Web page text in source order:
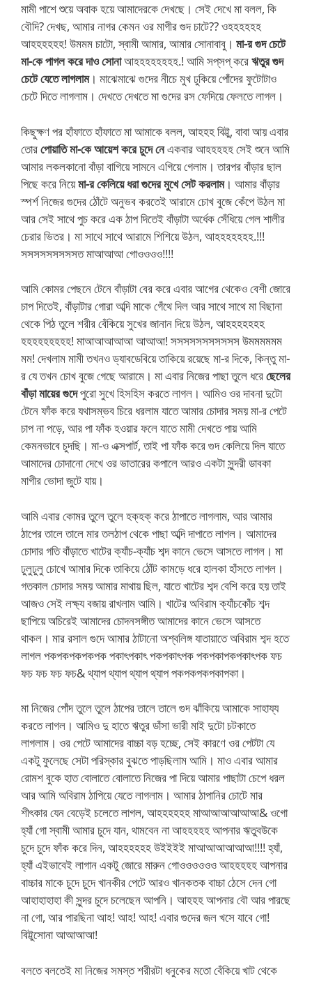
মামী পাশে শুয়ে অবাক হয়ে আমাদেরকে দেখছে। সেই দেখে মা বলল, কি
বৌদি? দেখছ, আমার নাগর কেমন ওর মাগীর গুদ চাটে?? ওহহহহহহ
আহহহহহহ! উমমম চাটো, স্বামী আমার, আমার সোনাবাবু। মা-র গুদ চেটে
মা-কে পাগল করে দাও সোনাআহহহহহহহহ.! আমি সপ্‌সপ্‌ করেঋতুর গুদ
চেটে যেতে লাগলাম। মাঝেমাঝে গুদের নীচে মুখ ঢুকিয়ে পোঁদের ফুটোটাও
চেটে দিতে লাগলাম। দেখতে দেখতে মা গুদের রস ফেদিয়ে ফেলতে লাগল।
কিছুক্ষণ পর হাঁফাতে হাঁফাতে মা আমাকে বলল, আহহহ বিট্টু, বাবা আয় এবার
তোরপোয়াতি মা-কে আয়েশ করে চুদে নেএকবার আহহহহহ সেই শুনে আমি
আমার লকলকানো বাঁড়া বাগিয়ে সামনে এগিয়ে গেলাম। তারপর বাঁড়ার ছাল
পিছে করে নিয়েমা-র কেলিয়ে ধরা গুদের মুখে সেট করলাম। আমার বাঁড়ার
স্পর্শ নিজের গুদের ঠোঁটে অনুভব করতেই আরামে চোখ বুজে কেঁপে উঠল মা
আর সেই সাথে পুচ করে এক ঠাপ দিতেই বাঁড়াটা অর্ধেক সেঁধিয়ে গেল শালীর
চেরার ভিতর। মা সাথে সাথে আরামে শিশিয়ে উঠল, আহহহহহহহ.!!!
সসসসসসসসসত মাআআআ গোওওওও!!!!
আমি কোমর পেছনে টেনে বাঁড়াটা বের করে এবার আগের থেকেও বেশী জোরে
চাপ দিতেই, বাঁড়াটার গোরা অব্দি মাকে গেঁথে দিল আর সাথে সাথে মা বিছানা
থেকে পিঠ তুলে শরীর বেঁকিয়ে সুখের জানান দিয়ে উঠল, আহহহহহহহ
হহহহহহহহহ! মাআআআআআ আআআ! সসসসসসসসসসস উমমমমমম
মম! দেখলাম মামী তখনও ড্যাবডেবিয়ে তাকিয়ে রয়েছে মা-র দিকে, কিন্তু মা-
র যে তখন চোখ বুজে গেছে আরামে। মা এবার নিজের পাছা তুলে ধরেছেলের
বাঁড়া মায়ের গুদেপুরো সুখে হিসহিস করতে লাগল। আমিও ওর দাবনা দুটো
টেনে ফাঁক করে যথাসম্ভব চিরে ধরলাম যাতে আমার চোদার সময় মা-র পেটে
চাপ না পড়ে, আর পা ফাঁক হওয়ার ফলে যাতে মামী দেখতে পায় আমি
কেমনভাবে চুদছি। মা-ও এক্সপার্ট, তাই পা ফাঁক করে গুদ কেলিয়ে দিল যাতে
আমাদের চোদানো দেখে ওর ভাতারের কপালে আরও একটা সুন্দরী ডাবকা
মাগীর ভোদা জুটে যায়।
আমি এবার কোমর তুলে তুলে হক্‌হক্‌ করে ঠাপাতে লাগলাম, আর আমার
ঠাপের তালে তালে মার তলঠাপ থেকে পাছা অব্দি দাপাতে লাগল। আমাদের
চোদার গতি বাঁড়াতে খাটের ক্যাঁচ-ক্যাঁচ শব্দ কানে ভেসে আসতে লাগল। মা
ঢুলুঢুলু চোখে আমার দিকে তাকিয়ে ঠোঁট কামড়ে ধরে হালকা হাঁসতে লাগল।
গতকাল চোদার সময় আমার মাথায় ছিল, যাতে খাটের শব্দ বেশি করে হয় তাই
আজও সেই লক্ষ্য বজায় রাখলাম আমি। খাটের অবিরাম ক্যাঁচকোঁচ শব্দ
ছাপিয়ে অচিরেই আমাদের চোদনসঙ্গীত আমাদের কানে ভেসে আসতে
থাকল। মার রসাল গুদে আমার ঠাটানো অশ্বলিঙ্গ যাতায়াতে অবিরাম শব্দ হতে
লাগল পকপকপকপকপক পকাৎপকাৎ পকপকাৎপক পকপকাপকপকাৎপক ফচ
ফচ ফচ ফচ ফচ& থ্যাপ থ্যাপ থ্যাপ থ্যাপ পকপকপকপকাপকা।
মা নিজের পোঁদ তুলে তুলে ঠাপের তালে তালে গুদ ঝাঁকিয়ে আমাকে সাহায্য
করতে লাগল। আমিও দু হাতে ঋতুর ডাঁসা ভারী মাই দুটো চটকাতে
লাগলাম। ওর পেটে আমাদের বাচ্চা বড় হচ্ছে, সেই কারণে ওর পেটটা যে
একটু ফুলেছে সেটা পরিস্কার বুঝতে পাড়ছিলাম আমি। মাও এবার আমার
রোমশ বুকে হাত বোলাতে বোলাতে নিজের পা দিয়ে আমার পাছাটা চেপে ধরল
আর আমি অবিরাম ঠাপিয়ে যেতে লাগলাম। আমার ঠাপানির চোটে মার
শীৎকার যেন বেড়েই চলেতে লাগল, আহহহহহহ মাআআআআআআ& ওগো
হ্যাঁ গো স্বামী আমার চুদে যান, থামবেন না আহহহহহ আপনার ঋতুবউকে
চুদে চুদে ফাঁক করে দিন, আহহহহহহ উইইইই মাআআআআআআ!!!! হ্যাঁ,
হ্যাঁ এইভাবেই লাগান একটু জোরে মারুন গোওওওওওও আহহহহহ আপনার
বাচ্চার মাকে চুদে চুদে খানকীর পেটে আরও খানকতক বাচ্চা ঠেসে দেন গো
আহাহাহাহা কী সুন্দর চুদে চলেছেন আপনি। আহহহ আপনার বৌ আর পারছে
না গো, আর পারছিনা আহ! আহ! আহ! এবার গুদের জল খসে যাবে গো!
বিট্টুসোনা আআআআ!
বলতে বলতেই মা নিজের সমস্ত শরীরটা ধনুকের মতো বেঁকিয়ে খাট থেকে